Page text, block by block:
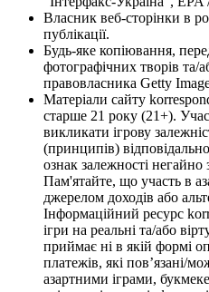
Власник веб-сторінки в
публікації.
Будь-яке копіювання,
фотографічних творів та/
правовласника Getty
Матеріали сайту
старше 21 року (21+).
викликати ігрову
(принципів)
ознак залежності негайно
Пам'ятайте, що участь в
джерелом доходів або
Інформаційний ресурс
ігри на реальні та/або
приймає ні в якій формі
платежів, які пов’язані/
азартними іграми,